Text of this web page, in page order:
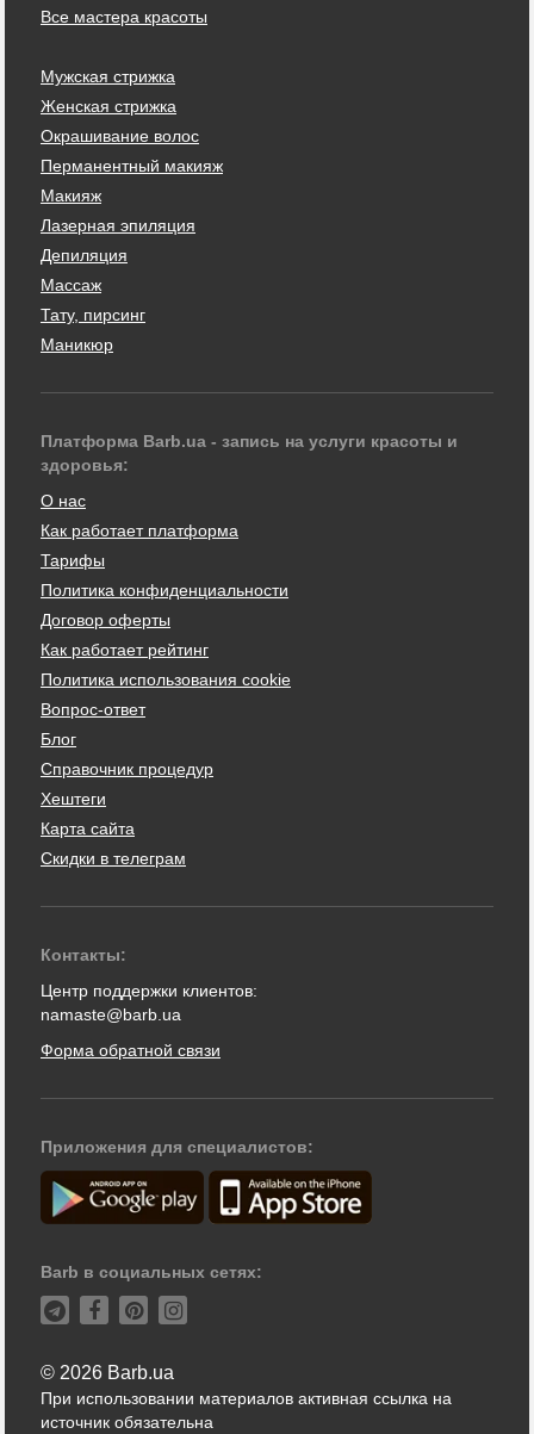
Все мастера красоты
Мужская стрижка
Женская стрижка
Окрашивание волос
Перманентный макияж
Макияж
Лазерная эпиляция
Депиляция
Массаж
Тату, пирсинг
Маникюр
Платформа Barb.ua - запись на услуги красоты и
здоровья:
О нас
Как работает платформа
Тарифы
Политика конфиденциальности
Договор оферты
Как работает рейтинг
Политика использования cookie
Вопрос-ответ
Блог
Справочник процедур
Хештеги
Карта сайта
Скидки в телеграм
Контакты:
Центр поддержки клиентов:
namaste@barb.ua
Форма обратной связи
Приложения для специалистов:
Barb в социальных сетях:
© 2026 Barb.ua
При использовании материалов активная ссылка на
источник обязательна